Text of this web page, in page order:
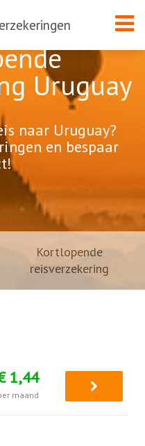
Uruguay
naar Uruguay?
en bespaar
Kortlopende
reisverzekering
1,44
maand